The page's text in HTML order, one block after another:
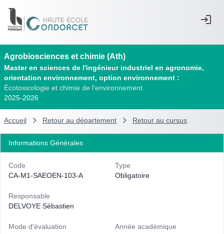
Agrobiosciences et chimie (Ath)
Master en sciences de l'ingénieur industriel en agronomie,
orientation environnement, option environnement :
Écotoxicologie et chimie de l'environnement
2025-2026
Accueil Retour au département Retour au cursus
Informations Générales
Code
CA-M1-SAEOEN-103-A
Type
Obligatoire
Responsable
DELVOYE Sébastien
Mode d'évaluation
Année académique